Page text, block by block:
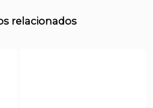
relacionados